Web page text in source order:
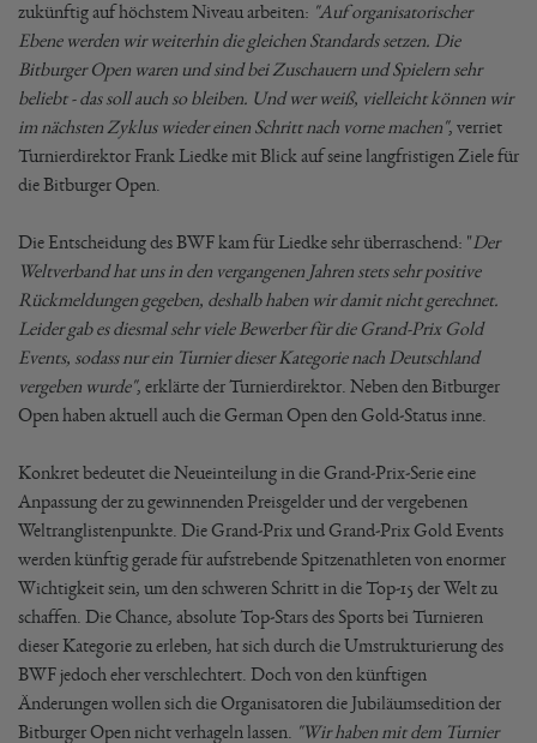
zukünftig auf höchstem Niveau arbeiten: "Auf organisatorischer
Ebene werden wir weiterhin die gleichen Standards setzen. Die
Bitburger Open waren und sind bei Zuschauern und Spielern sehr
beliebt - das soll auch so bleiben. Und wer weiß, vielleicht können wir
im nächsten Zyklus wieder einen Schritt nach vorne machen", verriet
Turnierdirektor Frank Liedke mit Blick auf seine langfristigen Ziele für
die Bitburger Open.
Die Entscheidung des BWF kam für Liedke sehr überraschend: "Der
Weltverband hat uns in den vergangenen Jahren stets sehr positive
Rückmeldungen gegeben, deshalb haben wir damit nicht gerechnet.
Leider gab es diesmal sehr viele Bewerber für die Grand-Prix Gold
Events, sodass nur ein Turnier dieser Kategorie nach Deutschland
vergeben wurde", erklärte der Turnierdirektor. Neben den Bitburger
Open haben aktuell auch die German Open den Gold-Status inne.
Konkret bedeutet die Neueinteilung in die Grand-Prix-Serie eine
Anpassung der zu gewinnenden Preisgelder und der vergebenen
Weltranglistenpunkte. Die Grand-Prix und Grand-Prix Gold Events
werden künftig gerade für aufstrebende Spitzenathleten von enormer
Wichtigkeit sein, um den schweren Schritt in die Top-15 der Welt zu
schaffen. Die Chance, absolute Top-Stars des Sports bei Turnieren
dieser Kategorie zu erleben, hat sich durch die Umstrukturierung des
BWF jedoch eher verschlechtert. Doch von den künftigen
Änderungen wollen sich die Organisatoren die Jubiläumsedition der
Bitburger Open nicht verhageln lassen.
"Wir haben mit dem Turnier